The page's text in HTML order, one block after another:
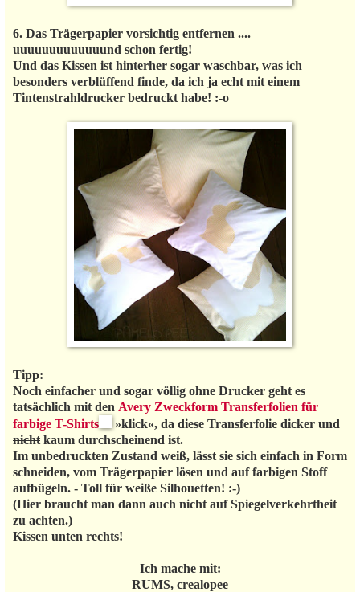
6. Das Trägerpapier vorsichtig entfernen ....
uuuuuuuuuuuuund schon fertig!
Und das Kissen ist hinterher sogar waschbar, was ich
besonders verblüffend finde, da ich ja echt mit einem
Tintenstrahldrucker bedruckt habe! :-o
Tipp:
Noch einfacher und sogar völlig ohne Drucker geht es
tatsächlich mit den Avery Zweckform Transferfolien für
farbige T-Shirts
»klick«, da diese Transferfolie dicker und
nicht kaum durchscheinend ist.
Im unbedruckten Zustand weiß, lässt sie sich einfach in Form
schneiden, vom Trägerpapier lösen und auf farbigen Stoff
aufbügeln. - Toll für weiße Silhouetten! :-)
(Hier braucht man dann auch nicht auf Spiegelverkehrtheit
zu achten.)
Kissen unten rechts!
Ich mache mit:
RUMS, crealopee